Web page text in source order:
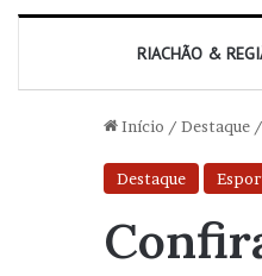
RIACHÃO &
Início / Destaque /
Destaque